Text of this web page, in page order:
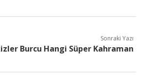
Sonraki Yazı
Burcu Hangi Süper Kahraman